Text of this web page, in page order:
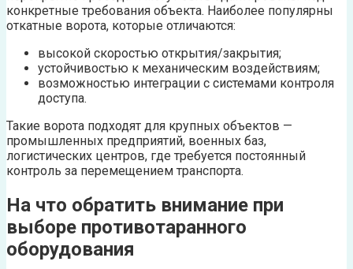
конкретные требования объекта. Наиболее популярны
откатные ворота, которые отличаются:
высокой скоростью открытия/закрытия;
устойчивостью к механическим воздействиям;
возможностью интеграции с системами контроля
доступа.
Такие ворота подходят для крупных объектов —
промышленных предприятий, военных баз,
логистических центров, где требуется постоянный
контроль за перемещением транспорта.
На что обратить внимание при
выборе противотаранного
оборудования